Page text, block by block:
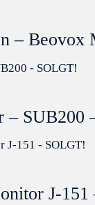
– Beovox
– SUB200
J-